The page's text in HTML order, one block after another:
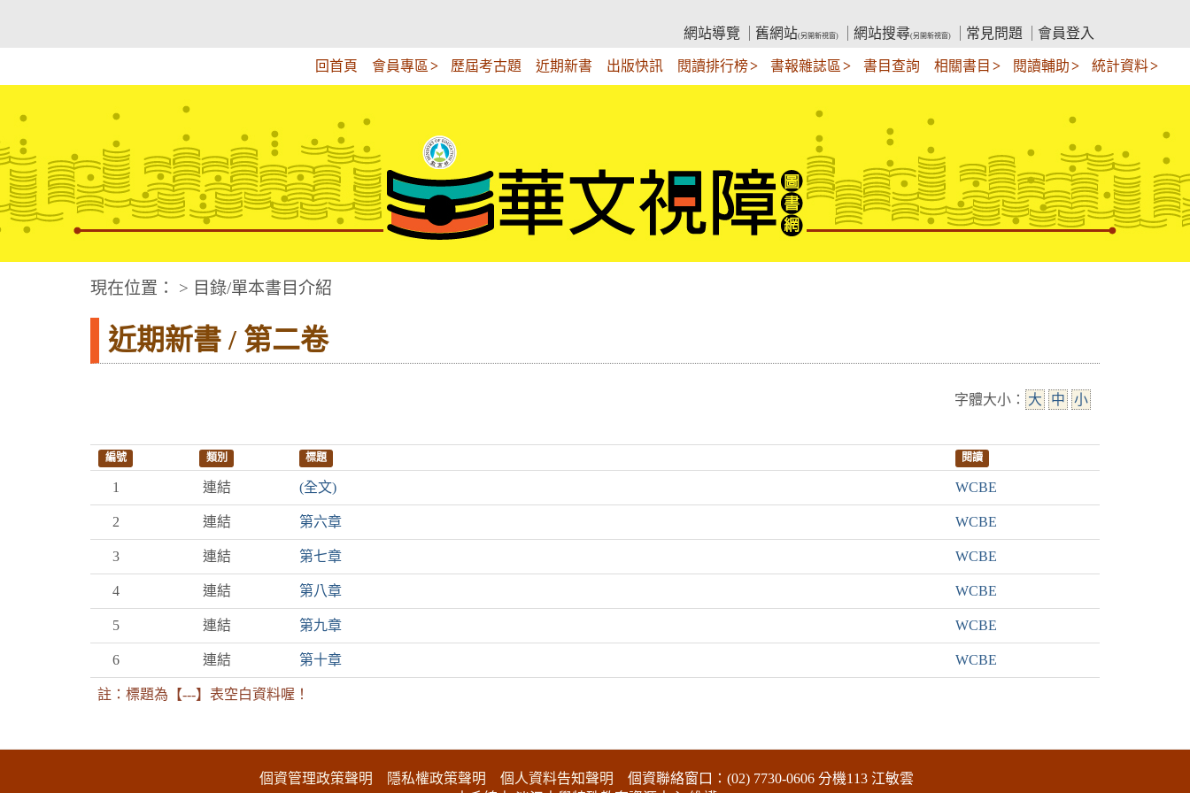
內
網站導覽
舊網站(另開新視窗) 網站搜尋(另開新視窗) 常見問題 會員登入
回首頁 會員專區 歷屆考古題 近期新書 出版快訊 閱讀排行榜 書報雜誌區 書目查詢 相關書目 閱讀輔助 統計資料
華文視障電子圖書網
現在位置： > 目錄/單本書目介紹
近期新書 / 第二卷
字體大小： 大 中 小
編號 類別 標題 閱讀
1 連結 (全文) WCBE
2 連結 第六章 WCBE
3 連結 第七章 WCBE
4 連結 第八章 WCBE
5 連結 第九章 WCBE
6 連結 第十章 WCBE
註：標題為【---】表空白資料喔！
個資管理政策聲明 隱私權政策聲明 個人資料告知聲明 個資聯絡窗口：(02) 7730-0606 分機113 江敏雲